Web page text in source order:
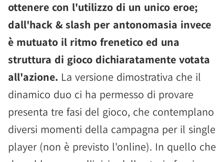
ottenere con l'utilizzo di un unico eroe;
dall'hack & slash per antonomasia invece
è mutuato il ritmo frenetico ed una
struttura di gioco dichiaratamente votata
all'azione. La versione dimostrativa che il
dinamico duo ci ha permesso di provare
presenta tre fasi del gioco, che contemplano
diversi momenti della campagna per il single
player (non è previsto l'online). In quello che